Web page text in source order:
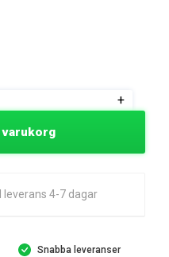
+
varukorg
leverans 4-7 dagar
Snabba leveranser